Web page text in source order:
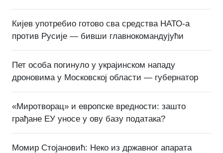
Кијев употребио готово сва средства НАТО-а
против Русије — бивши главнокомандујући
Пет особа погинуло у украјинском нападу
дроновима у Московској области — губернатор
«Миротворац» и европске вредности: зашто
грађане ЕУ уносе у ову базу података?
Момир Стојановић: Неко из државног апарата